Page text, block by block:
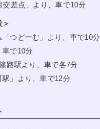
交差点」より、車で10分
つどーむ」より、車で10分
で10分
路駅より、車で各7分
」より、車で12分